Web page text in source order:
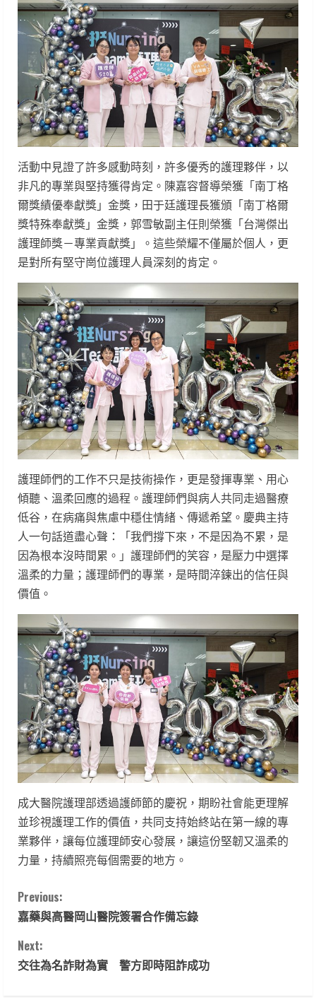
活動中見證了許多感動時刻，許多優秀的護理夥伴，以
非凡的專業與堅持獲得肯定。陳嘉容督導榮獲「南丁格
爾獎績優奉獻獎」金獎，田于廷護理長獲頒「南丁格爾
獎特殊奉獻獎」金獎，郭雪敏副主任則榮獲「台灣傑出
護理師獎－專業貢獻獎」。這些榮耀不僅屬於個人，更
是對所有堅守崗位護理人員深刻的肯定。
護理師們的工作不只是技術操作，更是發揮專業、用心
傾聽、溫柔回應的過程。護理師們與病人共同走過醫療
低谷，在病痛與焦慮中穩住情緒、傳遞希望。慶典主持
人一句話道盡心聲：「我們撐下來，不是因為不累，是
因為根本沒時間累。」護理師們的笑容，是壓力中選擇
溫柔的力量；護理師們的專業，是時間淬鍊出的信任與
價值。
成大醫院護理部透過護師節的慶祝，期盼社會能更理解
並珍視護理工作的價值，共同支持始終站在第一線的專
業夥伴，讓每位護理師安心發展，讓這份堅韌又溫柔的
力量，持續照亮每個需要的地方。
C
o
n
Previous:
嘉藥與高醫岡山醫院簽署合作備忘錄
Next:
交往為名詐財為實 警方即時阻詐成功